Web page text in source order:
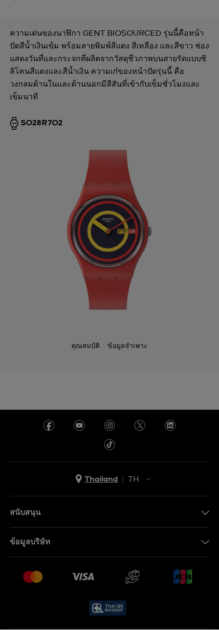
ความเด่นของนาฬิกา GENT BIOSOURCED รุ่นนี้คือหน้า
ปัดสีน้ำเงินเข้ม พร้อมลายพิมพ์สีแดง สีเหลือง และสีขาว ช่อง
แสดงวันที่และกระจกที่ผลิตจากวัสดุชีวภาพบนสายรัดแบบซิ
ลิโคนสีแดงและสีน้ำเงิน ความเก๋ของหน้าปัดรุ่นนี้ คือ
วงกลมด้านในและด้านนอกมีสีสันที่เข้ากับเข็มชั่วโมงและ
เข็มนาที
SO28R702
คุณสมบัติ ข้อมูลจำเพาะ
Thailand
TH
สนับสนุน
คำถามที่พบบ่อย (FAQ)
เงื่อนไขหลังการขาย
ข้อมูลบริษัท
งาน